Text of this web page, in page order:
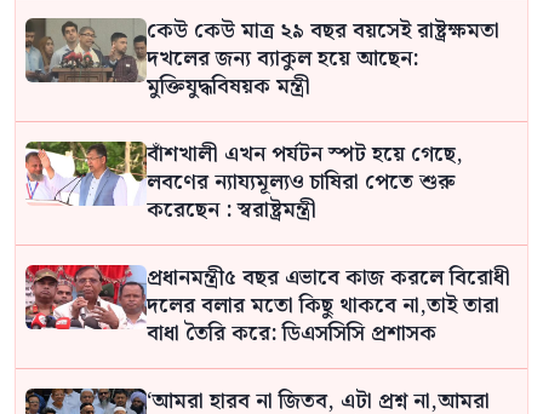
কেউ কেউ মাত্র ২৯ বছর বয়সেই রাষ্ট্রক্ষমতা
দখলের জন্য ব্যাকুল হয়ে আছেন:
মুক্তিযুদ্ধবিষয়ক মন্ত্রী
বাঁশখালী এখন পর্যটন স্পট হয়ে গেছে,
লবণের ন্যায্যমূল্যও চাষিরা পেতে শুরু
করেছেন : স্বরাষ্ট্রমন্ত্রী
প্রধানমন্ত্রী৫ বছর এভাবে কাজ করলে বিরোধী
দলের বলার মতো কিছু থাকবে না,তাই তারা
বাধা তৈরি করে: ডিএসসিসি প্রশাসক
‘আমরা হারব না জিতব, এটা প্রশ্ন না,আমরা